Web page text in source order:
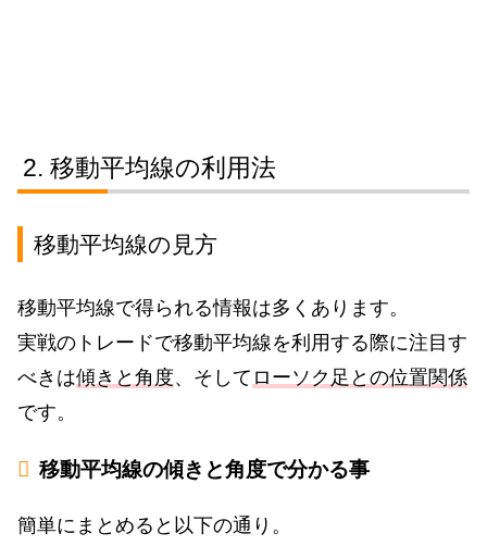
移動平均線の利用法
移動平均線の見方
移動平均線で得られる情報は多くあります。
実戦のトレードで移動平均線を利用する際に注目す
べきは傾きと角度、そして ローソク足との位置関係
です。
移動平均線の傾きと角度で分かる事
簡単にまとめると以下の通り。